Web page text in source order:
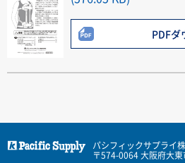
PDFダ
パシフィックサプライ
〒574-0064 大阪府大